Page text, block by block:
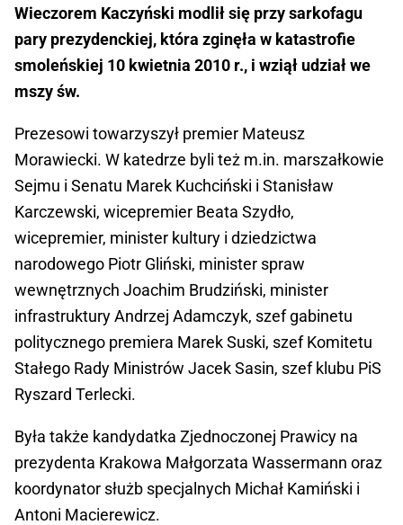
Wieczorem Kaczyński modlił się przy sarkofagu
pary prezydenckiej, która zginęła w katastrofie
smoleńskiej 10 kwietnia 2010 r., i wziął udział we
mszy św.
Prezesowi towarzyszył premier Mateusz
Morawiecki. W katedrze byli też m.in. marszałkowie
Sejmu i Senatu Marek Kuchciński i Stanisław
Karczewski, wicepremier Beata Szydło,
wicepremier, minister kultury i dziedzictwa
narodowego Piotr Gliński, minister spraw
wewnętrznych Joachim Brudziński, minister
infrastruktury Andrzej Adamczyk, szef gabinetu
politycznego premiera Marek Suski, szef Komitetu
Stałego Rady Ministrów Jacek Sasin, szef klubu PiS
Ryszard Terlecki.
Była także kandydatka Zjednoczonej Prawicy na
prezydenta Krakowa Małgorzata Wassermann oraz
koordynator służb specjalnych Michał Kamiński i
Antoni Macierewicz.